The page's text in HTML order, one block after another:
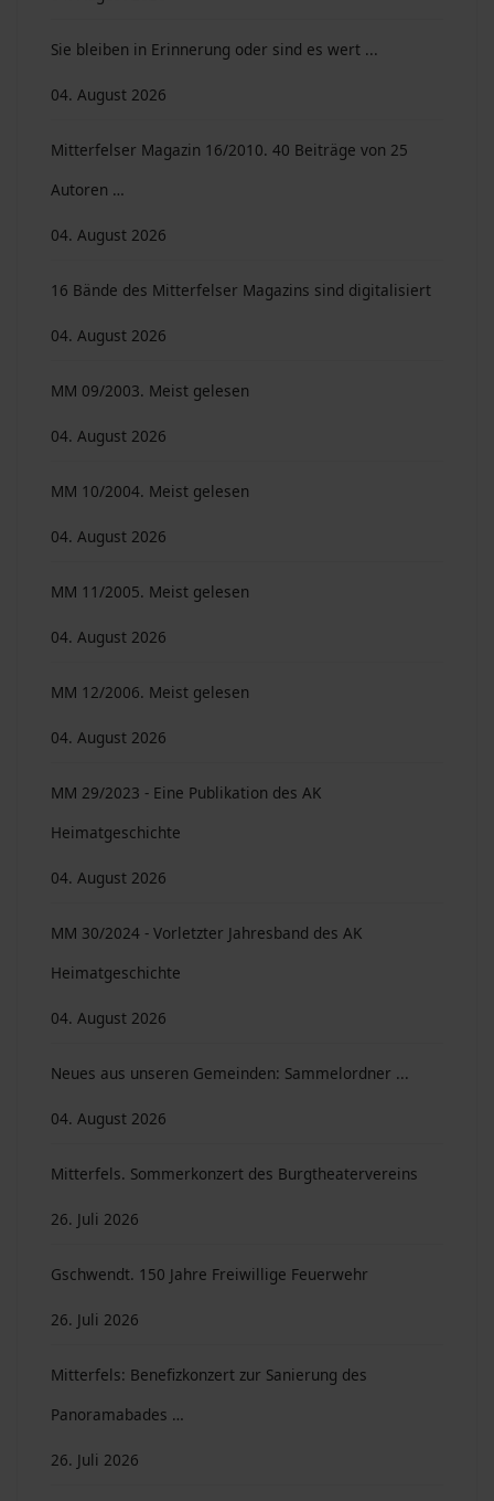
Sie bleiben in Erinnerung oder sind es wert ...
04. August 2026
Mitterfelser Magazin 16/2010. 40 Beiträge von 25
Autoren …
04. August 2026
16 Bände des Mitterfelser Magazins sind digitalisiert
04. August 2026
MM 09/2003. Meist gelesen
04. August 2026
MM 10/2004. Meist gelesen
04. August 2026
MM 11/2005. Meist gelesen
04. August 2026
MM 12/2006. Meist gelesen
04. August 2026
MM 29/2023 - Eine Publikation des AK
Heimatgeschichte
04. August 2026
MM 30/2024 - Vorletzter Jahresband des AK
Heimatgeschichte
04. August 2026
Neues aus unseren Gemeinden: Sammelordner ...
04. August 2026
Mitterfels. Sommerkonzert des Burgtheatervereins
26. Juli 2026
Gschwendt. 150 Jahre Freiwillige Feuerwehr
26. Juli 2026
Mitterfels: Benefizkonzert zur Sanierung des
Panoramabades …
26. Juli 2026